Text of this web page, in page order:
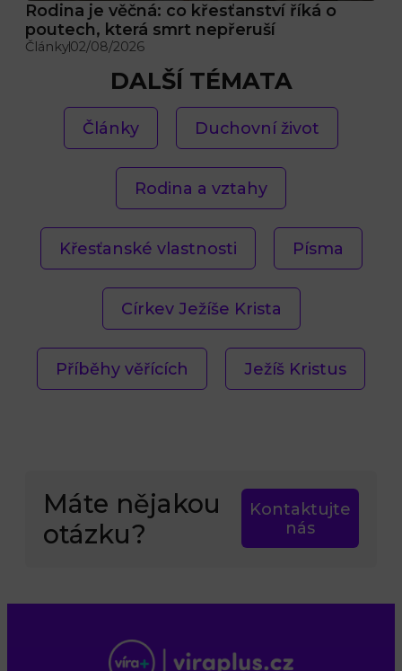
Rodina je věčná: co křesťanství říká o
poutech, která smrt nepřeruší
Články02/08/2026
DALŠÍ TÉMATA
Články Duchovní život
Rodina a vztahy
Křesťanské vlastnosti Písma
Církev Ježíše Krista
Příběhy věřících Ježíš Kristus
Máte nějakou
otázku?
Kontaktujte
nás